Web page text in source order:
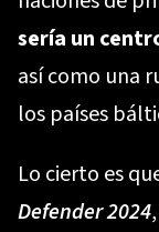
sería un
así como una
los países
Lo cierto es
Defender 2024